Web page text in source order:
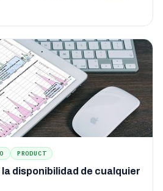
rapidez el servicio de monitoreo
PRODUCT
disponibilidad de cualquier